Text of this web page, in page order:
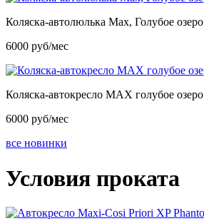
Коляска-автолюлька Max, Голубое озеро
6000 руб/мес
Коляска-автокресло MAX голубое озеро
6000 руб/мес
все новинки
Условия проката